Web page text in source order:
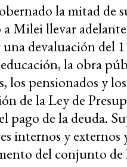
la mitad de
Milei llevar
devaluación del
la obra
los pensionados y
de la Ley de
pago de la deuda.
internos y
del conjunto de